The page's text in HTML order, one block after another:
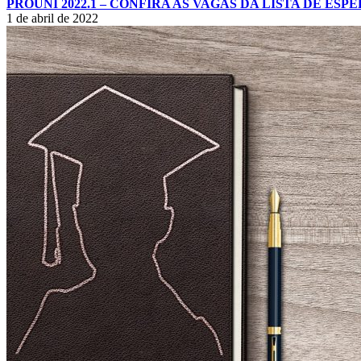
PROUNI 2022.1 – CONFIRA AS VAGAS DA LISTA DE
1 de abril de 2022